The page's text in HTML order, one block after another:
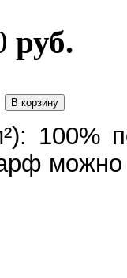
руб.
100%
можно